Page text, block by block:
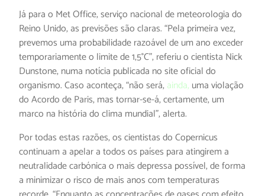
Já para o Met Office, serviço nacional de meteorologia do
Reino Unido, as previsões são claras. “Pela primeira vez,
prevemos uma probabilidade razoável de um ano exceder
temporariamente o limite de 1,5°C”, referiu o cientista Nick
Dunstone, numa notícia publicada no site oficial do
organismo. Caso aconteça, “não será,ainda, uma violação
do Acordo de Paris, mas tornar-se-á, certamente, um
marco na história do clima mundial”, alerta.
Por todas estas razões, os cientistas do Copernicus
continuam a apelar a todos os países para atingirem a
neutralidade carbónica o mais depressa possível, de forma
a minimizar o risco de mais anos com temperaturas